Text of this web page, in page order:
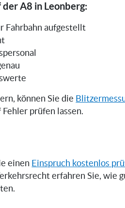
A8 in Leonberg:
Fahrbahn aufgestellt
können Sie die
prüfen lassen.
einen Einspruch kostenlos
erfahren Sie, wie